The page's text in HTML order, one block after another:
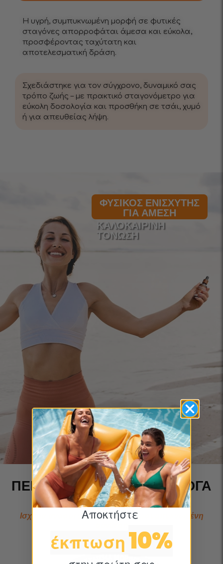
Η υγρή, συμπυκνωμένη μορφή σε φυτικές
σταγόνες απορροφάται άμεσα και εύκολα,
προσφέροντας ταχύτατη και
αποτελεσματική δράση.
Σχεδιάστηκε για τον σύγχρονο, δυναμικό σας
τρόπο ζωής – με πρακτικό σταγονόμετρο για
εύκολη δοσολογία και προσθήκη σε τσάι, χυμό
ή για απευθείας λήψη.
ΦΥΣΙΚΌΣ ΕΝΙΣΧΥΤΉΣ
ΓΙΑ ΆΜΕΣΗ
ΚΑΛΟΚΑΙΡΙΝΉ
ΤΌΝΩΣΗ
ΠΈΝΤΕ ΣΥΣΤΑΤΙΚΆ ΓΙΑ ΆΨΟΓΑ
ΑΠΟΤΕΛΈΣΜΑΤΑ.
Ισχυρά ανοσοενισχυτικά σε υπερσυμπυκνωμένη
Αποκτήστε ​
έκπτωση10%